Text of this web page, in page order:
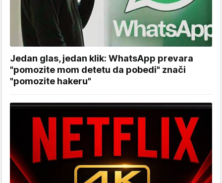
Jedan glas, jedan klik: WhatsApp prevara
"pomozite mom detetu da pobedi" znači
"pomozite hakeru"